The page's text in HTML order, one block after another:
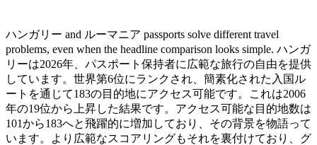
ハンガリー and ルーマニア passports solve different travel
problems, even when the headline comparison looks simple. ハンガ
リーは2026年、パスポート保持者に広範な旅行の自由を提供
しています。世界第6位にランクされ、簡素化された入国ル
ートを通じて183の目的地にアクセス可能です。これは2006
年の19位から上昇した結果です。アクセス可能な目的地数は
101から183へと飛躍的に増加しており、その背景を物語って
います。より広範なスコアリングもそれを裏付けており、グ